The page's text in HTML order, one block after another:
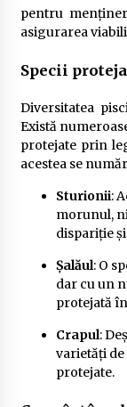
pentru
asigurarea
Specii
Diversitatea
Există
protejate prin
acestea se
Sturionii:
morunul,
dispariție
Șalăul: O
dar cu un
protejată
Crapul:
varietăți
protejate.